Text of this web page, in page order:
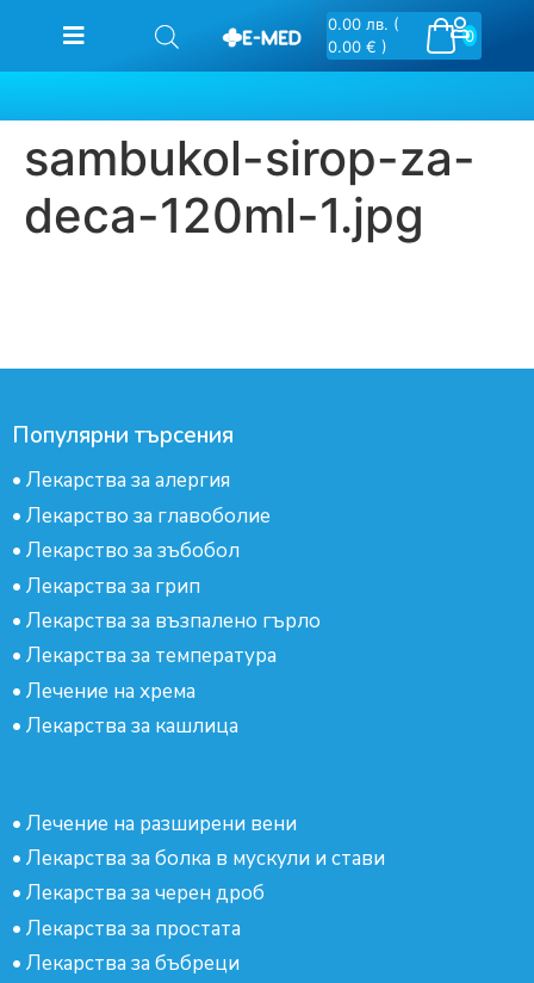
0
0.00 лв. (
0.00 € )
sambukol-sirop-za-
deca-120ml-1.jpg
Популярни търсения
• Лекарства за алергия
• Лекарство за главоболие
• Лекарство за зъбобол
• Лекарства за грип
• Лекарства за възпалено гърло
• Лекарства за температура
• Лечение на хрема
• Лекарства за кашлица
• Лечение на разширени вени
• Лекарства за болка в мускули и стави
• Лекарства за черен дроб
• Лекарства за простата
• Лекарства за бъбреци